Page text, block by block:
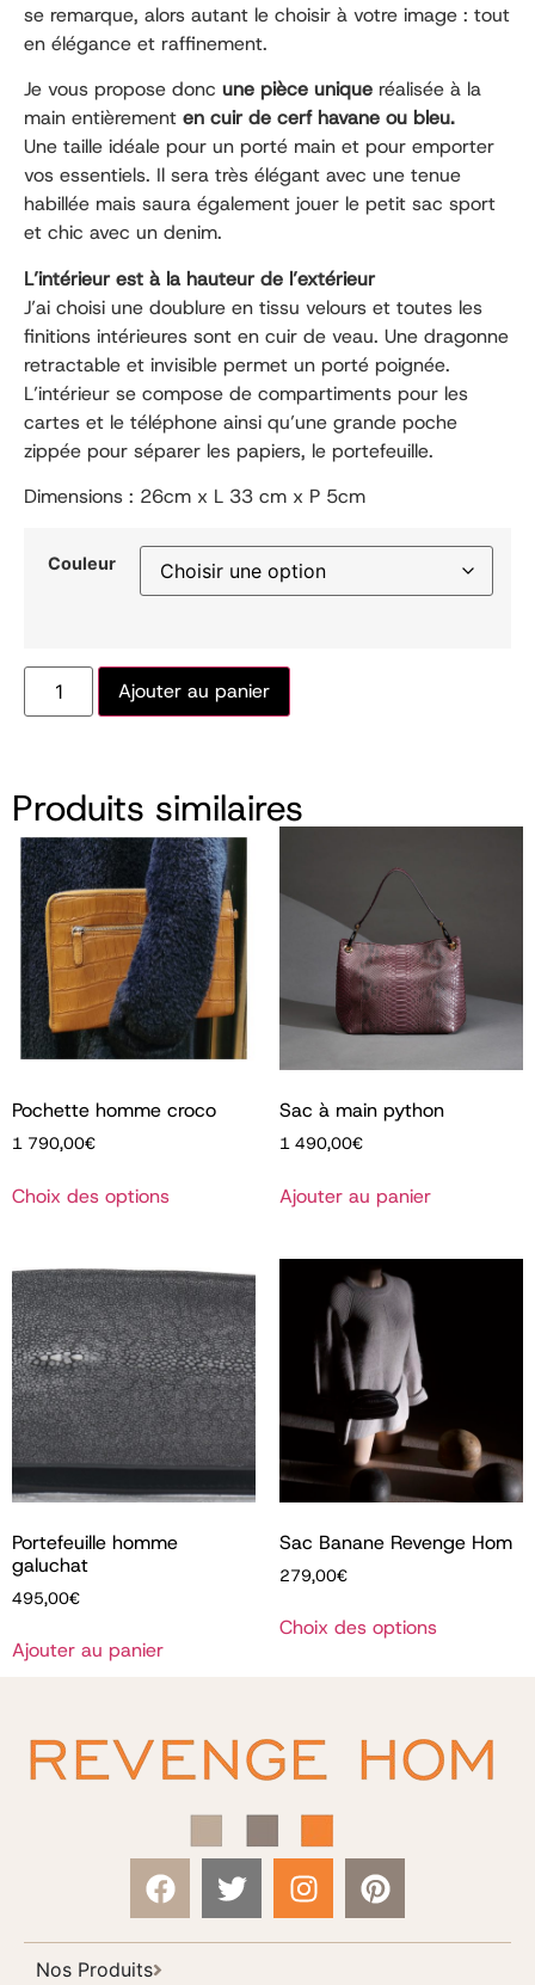
se remarque, alors autant le choisir à votre image : tout
en élégance et raffinement.
Je vous propose donc une pièce unique réalisée à la
main entièrement en cuir de cerf havane ou bleu.
Une taille idéale pour un porté main et pour emporter
vos essentiels. Il sera très élégant avec une tenue
habillée mais saura également jouer le petit sac sport
et chic avec un denim.
L’intérieur est à la hauteur de l’extérieur
J’ai choisi une doublure en tissu velours et toutes les
finitions intérieures sont en cuir de veau. Une dragonne
retractable et invisible permet un porté poignée.
L’intérieur se compose de compartiments pour les
cartes et le téléphone ainsi qu’une grande poche
zippée pour séparer les papiers, le portefeuille.
Dimensions : 26cm x L 33 cm x P 5cm
Couleur
Ajouter au panier
Produits similaires
Pochette homme croco
1 790,00€
Choix des options
Sac à main python
1 490,00€
Ajouter au panier
Portefeuille homme
galuchat
495,00€
Ajouter au panier
Sac Banane Revenge Hom
279,00€
Choix des options
Nos Produits